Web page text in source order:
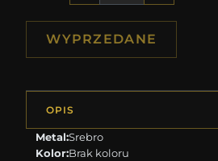
WYPRZEDANE
OPIS
Metal:Srebro
Kolor:Brak koloru